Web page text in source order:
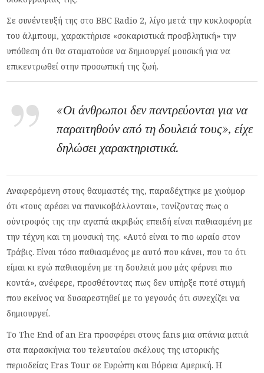
Σε συνέντευξή της στο BBC Radio 2, λίγο μετά την κυκλοφορία
του άλμπουμ, χαρακτήρισε «σοκαριστικά προσβλητική» την
υπόθεση ότι θα σταματούσε να δημιουργεί μουσική για να
επικεντρωθεί στην προσωπική της ζωή.
«Οι άνθρωποι δεν παντρεύονται για να
παραιτηθούν από τη δουλειά τους», είχε
δηλώσει χαρακτηριστικά.
Αναφερόμενη στους θαυμαστές της, παραδέχτηκε με χιούμορ
ότι «τους αρέσει να πανικοβάλλονται», τονίζοντας πως ο
σύντροφός της την αγαπά ακριβώς επειδή είναι παθιασμένη με
την τέχνη και τη μουσική της. «Αυτό είναι το πιο ωραίο στον
Τράβις. Είναι τόσο παθιασμένος με αυτό που κάνει, που το ότι
είμαι κι εγώ παθιασμένη με τη δουλειά μου μάς φέρνει πιο
κοντά», ανέφερε, προσθέτοντας πως δεν υπήρξε ποτέ στιγμή
που εκείνος να δυσαρεστηθεί με το γεγονός ότι συνεχίζει να
δημιουργεί.
Το The End of an Era προσφέρει στους fans μια σπάνια ματιά
στα παρασκήνια του τελευταίου σκέλους της ιστορικής
περιοδείας Eras Tour σε Ευρώπη και Βόρεια Αμερική. Η